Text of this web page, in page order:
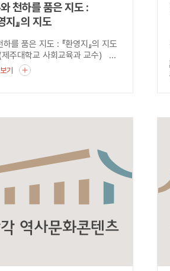
천하를 품은 지도 :
지』의 지도
를 품은 지도 : 『환영지』의 지도
주대학교 사회교육과 교수) ...
기